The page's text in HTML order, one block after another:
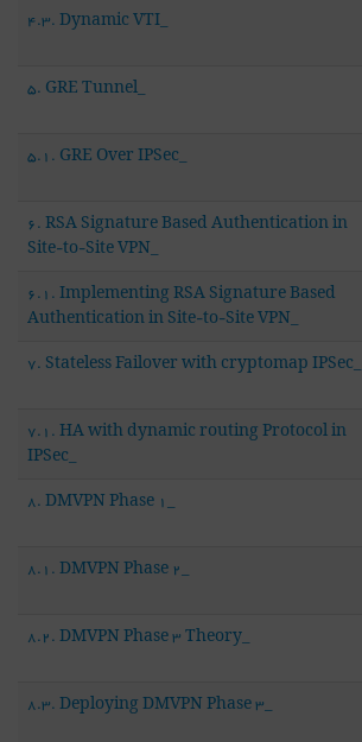
4.3. Dynamic VTI_
5. GRE Tunnel_
5.1. GRE Over IPSec_
6. RSA Signature Based Authentication in
Site-to-Site VPN_
6.1. Implementing RSA Signature Based
Authentication in Site-to-Site VPN_
7. Stateless Failover with cryptomap IPSec_
7.1. HA with dynamic routing Protocol in
IPSec_
8. DMVPN Phase 1_
8.1. DMVPN Phase 2_
8.2. DMVPN Phase 3 Theory_
8.3. Deploying DMVPN Phase 3_